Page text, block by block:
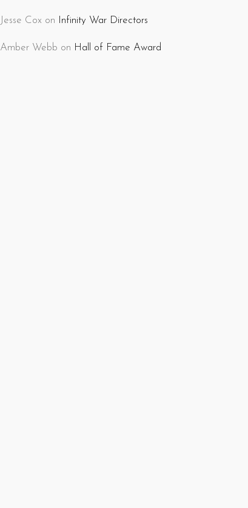
Jesse Cox on Infinity War Directors
Amber Webb on Hall of Fame Award